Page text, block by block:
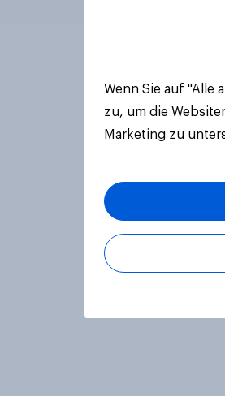
Wenn Sie auf "Alle
zu, um die
Marketing zu